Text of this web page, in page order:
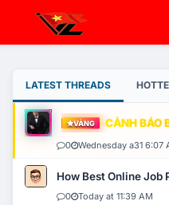
LATEST THREADS
VÀNG CẢNH BÁO
0 Wednesday a31 6:07
How Best Online Job
0 Today at 11:39 AM